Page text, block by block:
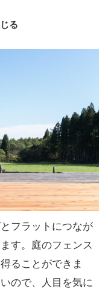
る
フラットにつなが
す。庭のフェンス
ることができま
ので、人目を気に